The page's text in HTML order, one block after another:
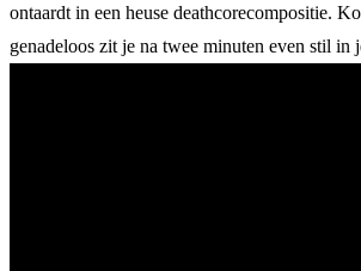
ontaardt in een heuse deathcorecompositie.
genadeloos zit je na twee minuten even stil in